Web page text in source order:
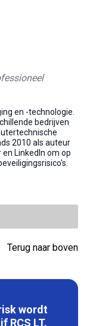
en -technologie.
bedrijven
2010 als auteur
LinkedIn om op
Terug naar boven
wordt
RCS LT.